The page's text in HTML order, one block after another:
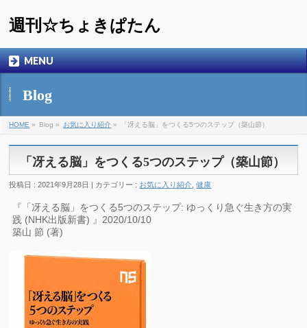
週刊☆ちょきぱたん
MENU
Blog
HOME » Blog » お気に入り紹介 » 「冴える脳」をつくる5つのステップ（築山節）
「冴える脳」をつくる5つのステップ（築山節）
投稿日 : 2021年9月28日 | カテゴリー : お気に入り紹介 ,健康
『「冴える脳」をつくる5つのステップ: ゆっくり急ぐ生き方の実
践 (NHK出版新書) 』2020/10/10
築山 節 (著)